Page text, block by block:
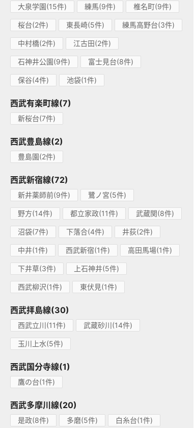
大泉学園(15件) 練馬(9件) 椎名町(9件)
桜台(2件) 東長崎(5件) 練馬高野台(3件)
中村橋(2件) 江古田(2件)
石神井公園(9件) 富士見台(8件)
保谷(4件) 池袋(1件)
西武有楽町線(7)
新桜台(7件)
西武豊島線(2)
豊島園(2件)
西武新宿線(72)
新井薬師前(9件) 鷺ノ宮(5件)
野方(14件) 都立家政(11件) 武蔵関(8件)
沼袋(7件) 下落合(4件) 井荻(2件)
中井(1件) 西武新宿(1件) 高田馬場(1件)
下井草(3件) 上石神井(5件)
西武柳沢(1件) 東伏見(1件)
西武拝島線(30)
西武立川(11件) 武蔵砂川(14件)
玉川上水(5件)
西武国分寺線(1)
鷹の台(1件)
西武多摩川線(20)
是政(8件) 多磨(5件) 白糸台(1件)